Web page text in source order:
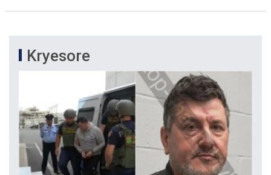
Kryesore